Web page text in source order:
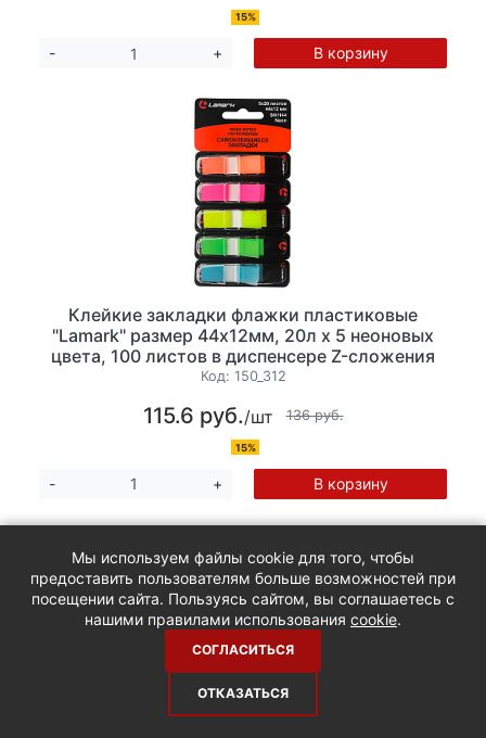
15%
- + В корзину
Клейкие закладки флажки пластиковые
"Lamark" размер 44х12мм, 20л х 5 неоновых
цвета, 100 листов в диспенсере Z-сложения
Код: 150_312
115.6 руб./шт 136 руб.
15%
- + В корзину
Мы используем файлы cookie для того, чтобы
предоставить пользователям больше возможностей при
посещении сайта. Пользуясь сайтом, вы соглашаетесь с
нашими правилами использования cookie.
СОГЛАСИТЬСЯ
ОТКАЗАТЬСЯ